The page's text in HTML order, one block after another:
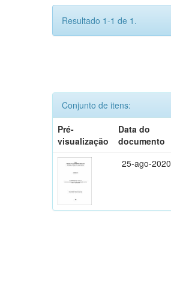
Resultado 1-1 de 1.
Conjunto de itens:
Pré-
visualização
Data do
documento
25-ago-2020